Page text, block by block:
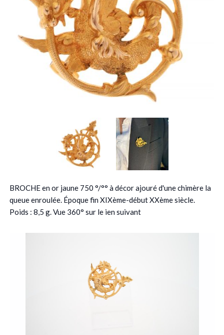
BROCHE en or jaune 750 °/°° à décor ajouré d'une chimère la
queue enroulée. Époque fin XIXème-début XXème siècle.
Poids : 8,5 g. Vue 360° sur le ien suivant